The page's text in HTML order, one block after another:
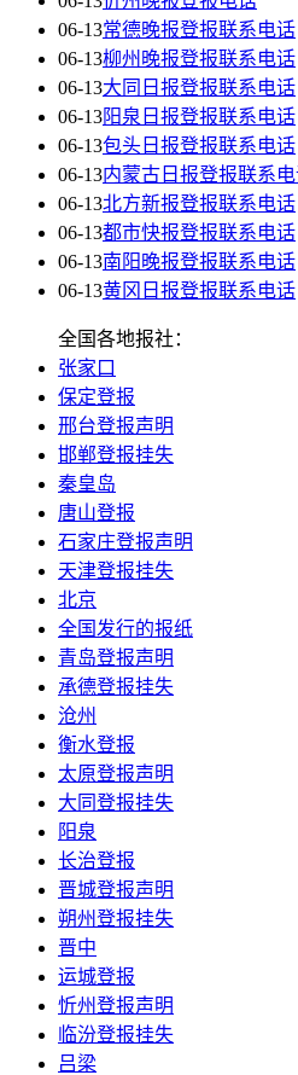
06-13常德晚报登报联系电话
06-13柳州晚报登报联系电话
06-13大同日报登报联系电话
06-13阳泉日报登报联系电话
06-13包头日报登报联系电话
06-13内蒙古日报登报联系
06-13北方新报登报联系电话
06-13都市快报登报联系电话
06-13南阳晚报登报联系电话
06-13黄冈日报登报联系电话
全国各地报社：
张家口
保定登报
邢台登报声明
邯郸登报挂失
秦皇岛
唐山登报
石家庄登报声明
天津登报挂失
北京
全国发行的报纸
青岛登报声明
承德登报挂失
沧州
衡水登报
太原登报声明
大同登报挂失
阳泉
长治登报
晋城登报声明
朔州登报挂失
晋中
运城登报
忻州登报声明
临汾登报挂失
吕梁